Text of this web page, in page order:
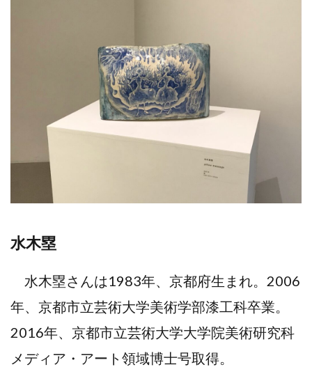
水木塁
水木塁さんは1983年、京都府生まれ。2006
年、京都市立芸術大学美術学部漆工科卒業。
2016年、京都市立芸術大学大学院美術研究科
メディア・アート領域博士号取得。